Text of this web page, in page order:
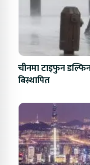
चीनमा टाइफुन
बिस्थापित